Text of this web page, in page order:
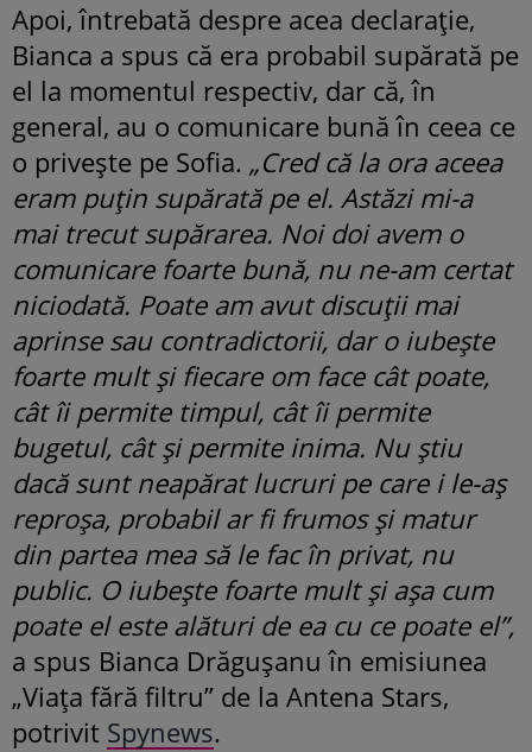
Apoi, întrebată despre acea declarație,
Bianca a spus că era probabil supărată pe
el la momentul respectiv, dar că, în
general, au o comunicare bună în ceea ce
o privește pe Sofia. „Cred că la ora aceea
eram puțin supărată pe el. Astăzi mi-a
mai trecut supărarea. Noi doi avem o
comunicare foarte bună, nu ne-am certat
niciodată. Poate am avut discuții mai
aprinse sau contradictorii, dar o iubește
foarte mult și fiecare om face cât poate,
cât îi permite timpul, cât îi permite
bugetul, cât și permite inima. Nu știu
dacă sunt neapărat lucruri pe care i le-aș
reproșa, probabil ar fi frumos și matur
din partea mea să le fac în privat, nu
public. O iubește foarte mult și așa cum
poate el este alături de ea cu ce poate el”,
a spus Bianca Drăgușanu în emisiunea
„Viața fără filtru” de la Antena Stars,
potrivit Spynews.